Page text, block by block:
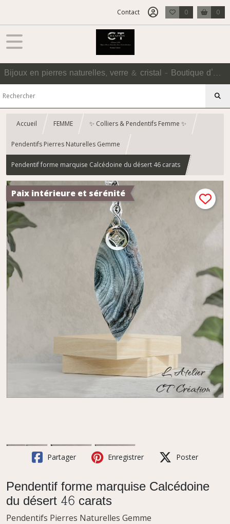
Contact 0 0
Bijoux en pierres naturelles, verre & cristal - Boutique d'Accessoires
Accueil FEMME ✨ Colliers & Pendentifs Femme ✨
Pendentifs Pierres Naturelles Gemme
Pendentif forme marquise Calcédoine du désert 46 carats
Paix intérieure et sérénité
Partager Enregistrer Poster
Pendentif forme marquise Calcédoine
du désert 46 carats
Pendentifs Pierres Naturelles Gemme